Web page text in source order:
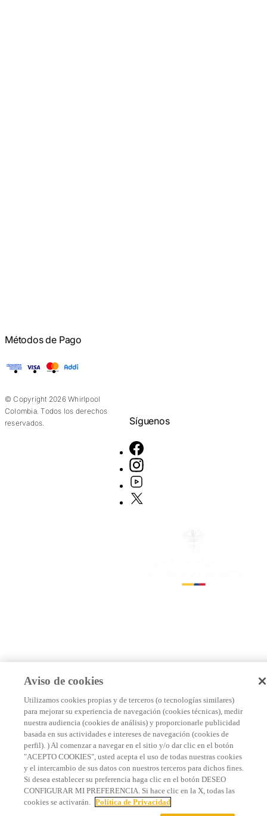
Métodos de Pago
American Express
Visa Mastercard
© Copyright 2026 Whirlpool
Colombia. Todos los derechos
reservados.
Síguenos
Aviso de cookies
Utilizamos cookies propias y de terceros (o tecnologías similares)
para mejorar su experiencia de navegación (cookies técnicas), medir
nuestra audiencia (cookies de análisis) y proporcionarle publicidad
basada en sus actividades e intereses de navegación (cookies de
perfil). ) Al comenzar a navegar en el sitio y/o dar clic en el botón
"ACEPTO COOKIES", usted acepta el uso de todas nuestras cookies
y el intercambio de sus datos con nuestros terceros para dichos fines.
Si desea establecer su preferencia haga clic en el botón DESEO
CONFIGURAR MI PREFERENCIA. Si hace clic en la X, todas las
cookies se activarán. Política de Privacidad